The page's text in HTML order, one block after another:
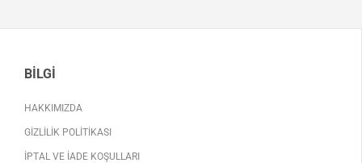
BILGI
HAKKIMIZDA
GIZLILIK POLITIKASI
İPTAL VE İADE KOŞULLARI